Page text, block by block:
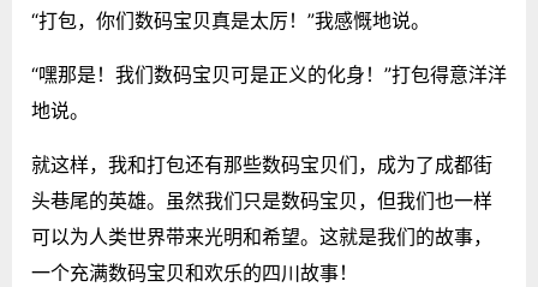
“打包，你们数码宝贝真是太厉！”我感慨地说。
“嘿那是！我们数码宝贝可是正义的化身！”打包得意洋洋
地说。
就这样，我和打包还有那些数码宝贝们，成为了成都街
头巷尾的英雄。虽然我们只是数码宝贝，但我们也一样
可以为人类世界带来光明和希望。这就是我们的故事，
一个充满数码宝贝和欢乐的四川故事！